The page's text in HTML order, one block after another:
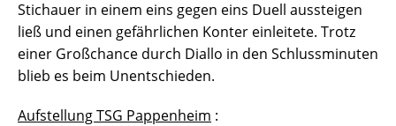
Stichauer in einem eins gegen eins Duell aussteigen
ließ und einen gefährlichen Konter einleitete. Trotz
einer Großchance durch Diallo in den Schlussminuten
blieb es beim Unentschieden.
Aufstellung TSG Pappenheim :